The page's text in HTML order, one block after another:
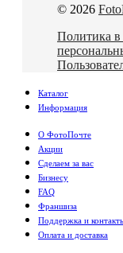
© 2026
Политика
Каталог
Информация
О ФотоПочте
Акции
Сделаем за вас
Бизнесу
FAQ
Франшиза
Поддержка и
Оплата и доставка